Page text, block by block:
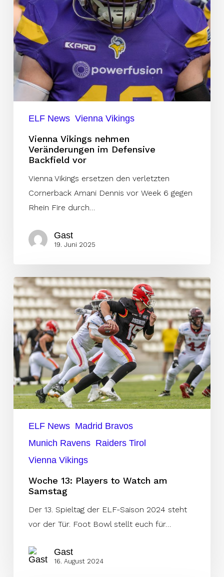
vor
ELF News Vienna Vikings
Vienna Vikings nehmen
Veränderungen im Defensive
Backfield vor
Vienna Vikings ersetzen den verletzten
Cornerback Amani Dennis vor Week 6 gegen
Rhein Fire durch…
Gast
19. Juni 2025
Woche
13:
Players
to
Watch
am
Samstag
ELF News Madrid Bravos
Munich Ravens Raiders Tirol
Vienna Vikings
Woche 13: Players to Watch am
Samstag
Der 13. Spieltag der ELF-Saison 2024 steht
vor der Tür. Foot Bowl stellt euch für…
Gast
16. August 2024